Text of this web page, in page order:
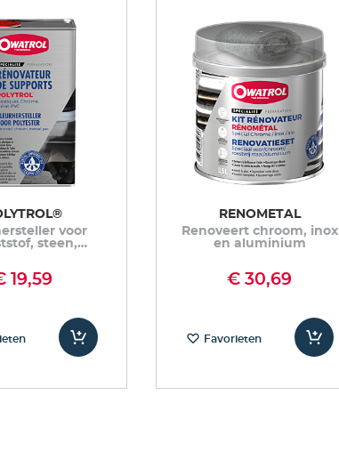
voor
steen,
19,59
RENOMETAL
Renoveert chroom, inox
en aluminium
€ 30,69
Favorieten